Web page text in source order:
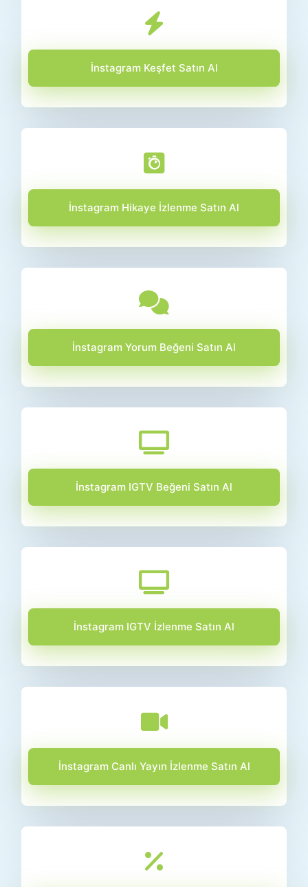
İnstagram Keşfet Satın Al
İnstagram Hikaye İzlenme Satın Al
İnstagram Yorum Beğeni Satın Al
İnstagram IGTV Beğeni Satın Al
İnstagram IGTV İzlenme Satın Al
İnstagram Canlı Yayın İzlenme Satın Al